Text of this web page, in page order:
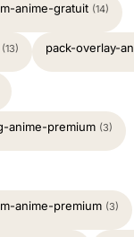
anime-gratuit (14)
(13) pack-overlay-
anime-premium (3)
anime-premium (3)